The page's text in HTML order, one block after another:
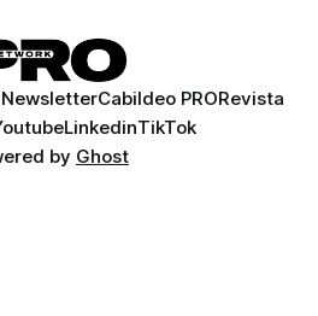
Cabildeo PRORevista
LinkedinTikTok
by Ghost